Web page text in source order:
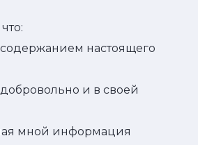
настоящего
и в своей
мной информация